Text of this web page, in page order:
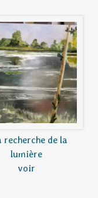
recherche de la
lumière
voir